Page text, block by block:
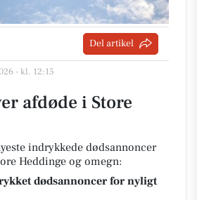
Del artikel
- kl. 12:15
afdøde i Store
indrykkede dødsannoncer
Heddinge og omegn:
dødsannoncer for nyligt